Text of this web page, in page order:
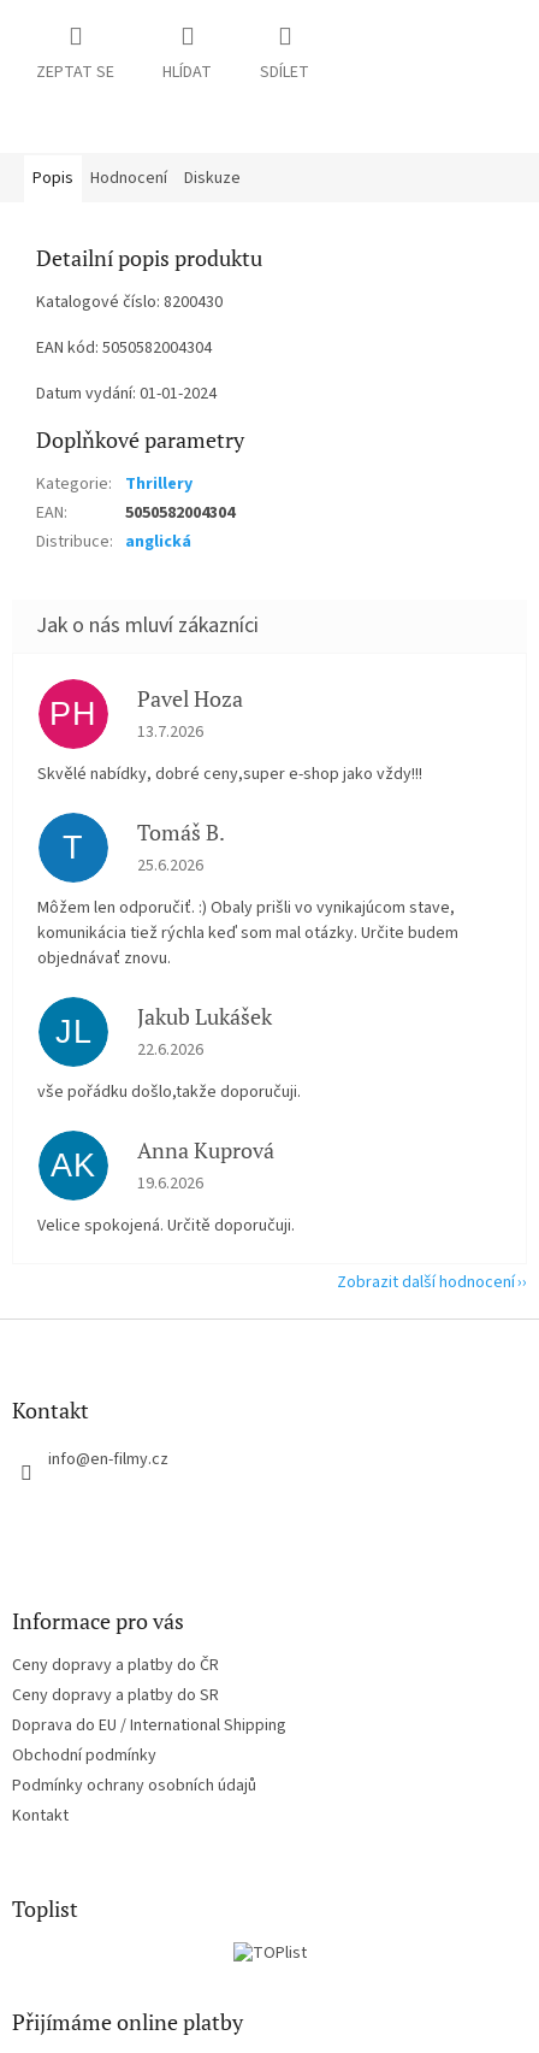
ZEPTAT SE HLÍDAT SDÍLET
Popis Hodnocení Diskuze
Detailní popis produktu
Katalogové číslo: 8200430
EAN kód: 5050582004304
Datum vydání: 01-01-2024
Doplňkové parametry
Kategorie:
Thrillery
EAN:
5050582004304
Distribuce: anglická
PH Pavel Hoza
Hodnocení obchodu je 5 z 5 hvězdiček.
13.7.2026
Skvělé nabídky, dobré ceny,super e-shop jako vždy!!!
T Tomáš B.
Hodnocení obchodu je 5 z 5 hvězdiček.
25.6.2026
Môžem len odporučiť. :) Obaly prišli vo vynikajúcom stave,
komunikácia tiež rýchla keď som mal otázky. Určite budem
objednávať znovu.
JL Jakub Lukášek
Hodnocení obchodu je 5 z 5 hvězdiček.
22.6.2026
vše pořádku došlo,takže doporučuji.
AK Anna Kuprová
Hodnocení obchodu je 5 z 5 hvězdiček.
19.6.2026
Velice spokojená. Určitě doporučuji.
Zobrazit další hodnocení
Z
Kontakt
info@en-filmy.cz
Informace pro vás
Ceny dopravy a platby do ČR
Ceny dopravy a platby do SR
Doprava do EU / International Shipping
Obchodní podmínky
Podmínky ochrany osobních údajů
Kontakt
Toplist
Přijímáme online platby